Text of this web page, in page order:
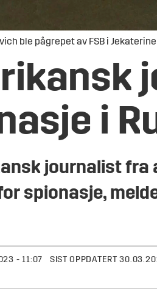
ble pågrepet av FSB i
i
journalist fra
spionasje,
- 11:07 SIST OPPDATERT